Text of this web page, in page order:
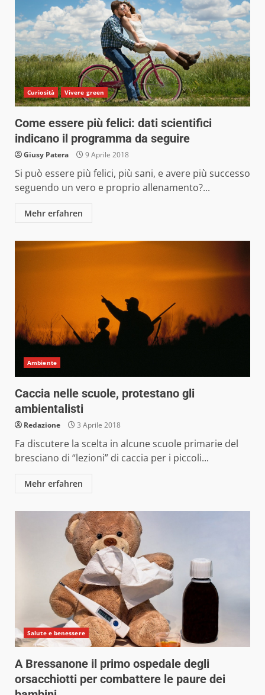
Curiosità Vivere green
Come essere più felici: dati scientifici
indicano il programma da seguire
Giusy Patera 9 Aprile 2018
Si può essere più felici, più sani, e avere più successo
seguendo un vero e proprio allenamento?...
Mehr erfahren
Ambiente
Caccia nelle scuole, protestano gli
ambientalisti
Redazione 3 Aprile 2018
Fa discutere la scelta in alcune scuole primarie del
bresciano di “lezioni” di caccia per i piccoli...
Mehr erfahren
Salute e benessere
A Bressanone il primo ospedale degli
orsacchiotti per combattere le paure dei